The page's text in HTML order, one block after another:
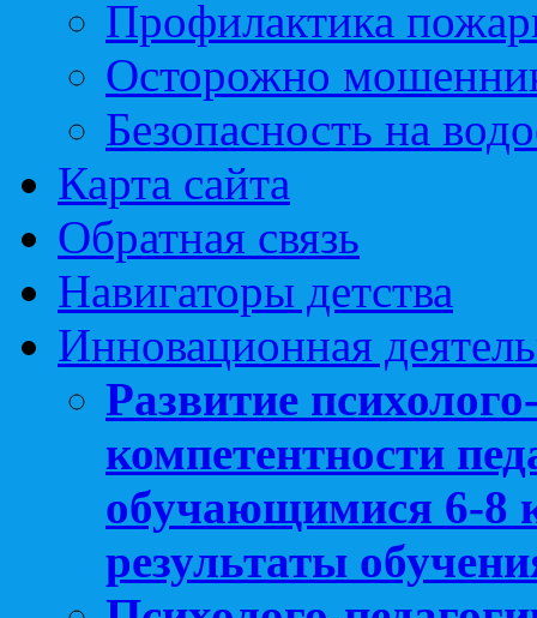
Профилактика
Осторожно
Безопасность на
Карта сайта
Обратная связь
Навигаторы детства
Инновационная
Развитие
компетентности
обучающимися 6-8
результаты